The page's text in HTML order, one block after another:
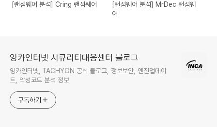
[랜섬웨어 분석] Cring 랜섬웨어
[랜섬웨어 분석] MrDec 랜섬웨
어
잉카인터넷 시큐리티대응센터 블로그
잉카인터넷, TACHYON 공식 블로그, 정보보안, 엔진업데이
트, 악성코드 분석 정보
구독하기